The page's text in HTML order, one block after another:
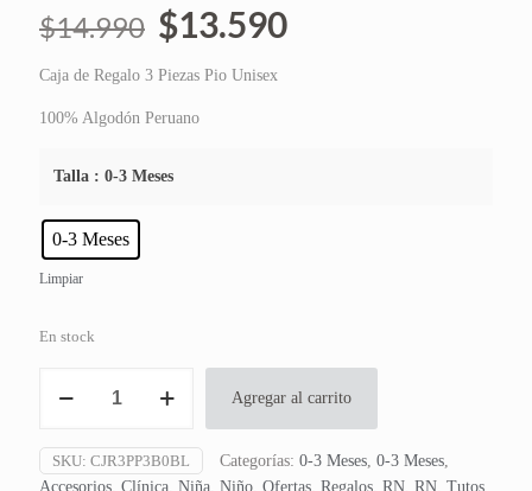
$14.990 El
precio
original
era:
$14.990.
$13.590El
Caja de Regalo 3 Piezas Pio Unisex
100% Algodón Peruano
Talla : 0-3 Meses
0-3 Meses
Limpiar
En stock
3
Piezas
Agregar al carrito
SKU: CJR3PP3B0BL Categorías: 0-3 Meses, 0-3 Meses,
Accesorios, Clínica, Niña, Niño, Ofertas, Regalos, RN, RN, Tutos